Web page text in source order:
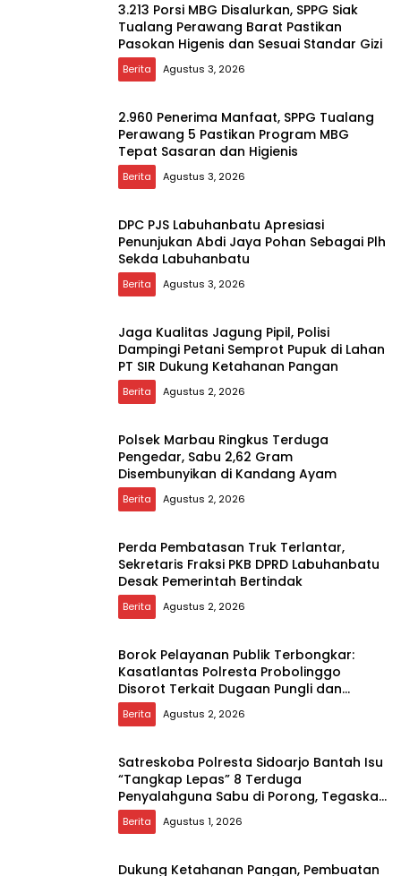
3.213 Porsi MBG Disalurkan, SPPG Siak
Tualang Perawang Barat Pastikan
Pasokan Higenis dan Sesuai Standar Gizi
Berita Agustus 3, 2026
2.960 Penerima Manfaat, SPPG Tualang
Perawang 5 Pastikan Program MBG
Tepat Sasaran dan Higienis
Berita Agustus 3, 2026
DPC PJS Labuhanbatu Apresiasi
Penunjukan Abdi Jaya Pohan Sebagai Plh
Sekda Labuhanbatu
Berita Agustus 3, 2026
Jaga Kualitas Jagung Pipil, Polisi
Dampingi Petani Semprot Pupuk di Lahan
PT SIR Dukung Ketahanan Pangan
Berita Agustus 2, 2026
Polsek Marbau Ringkus Terduga
Pengedar, Sabu 2,62 Gram
Disembunyikan di Kandang Ayam
Berita Agustus 2, 2026
Perda Pembatasan Truk Terlantar,
Sekretaris Fraksi PKB DPRD Labuhanbatu
Desak Pemerintah Bertindak
Berita Agustus 2, 2026
Borok Pelayanan Publik Terbongkar:
Kasatlantas Polresta Probolinggo
Disorot Terkait Dugaan Pungli dan
Setoran Rutin
Berita Agustus 2, 2026
Satreskoba Polresta Sidoarjo Bantah Isu
“Tangkap Lepas” 8 Terduga
Penyalahguna Sabu di Porong, Tegaskan
Informasi Tidak Benar
Berita Agustus 1, 2026
Dukung Ketahanan Pangan, Pembuatan